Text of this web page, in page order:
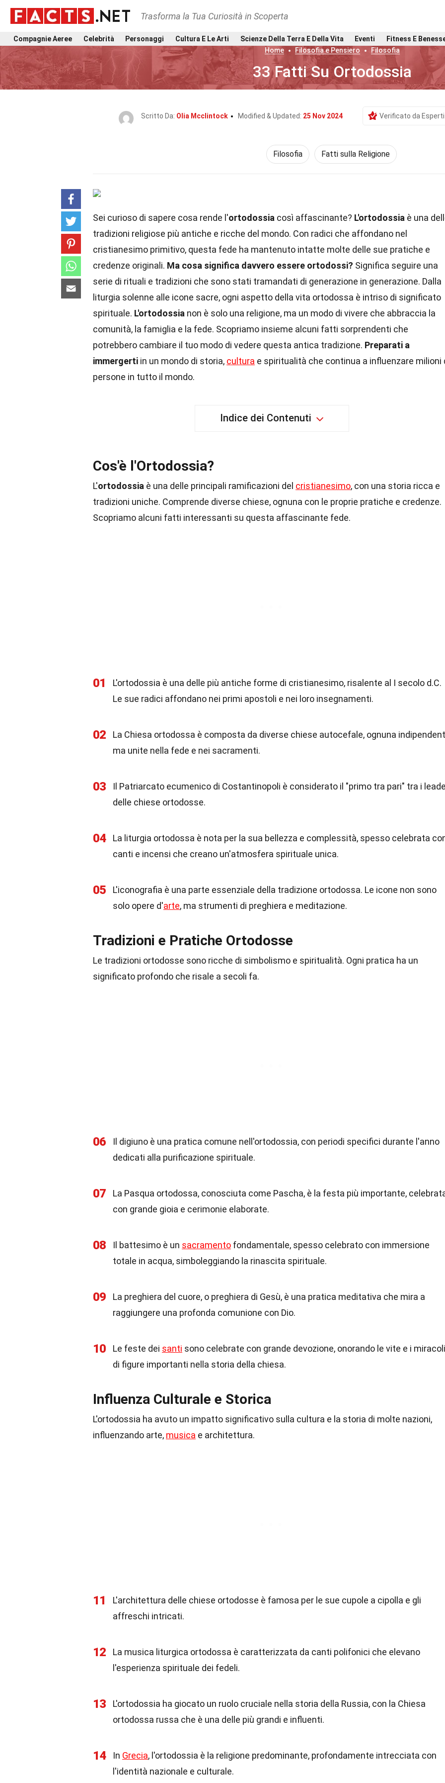
Trasforma la Tua Curiosità in Scoperta
Compagnie Aeree Celebrità Personaggi Cultura E Le Arti Scienze Della Terra E Della Vita Eventi Fitness E
Home
Filosofia e Pensiero Filosofia
33 Fatti Su Ortodossia
Scritto Da: Olia Mcclintock Modified & Updated: 25 Nov 2024 Verificato da Esperti
Filosofia Fatti sulla Religione
Sei curioso di sapere cosa rende l'ortodossia così affascinante? L'ortodossia è una
tradizioni religiose più antiche e ricche del mondo. Con radici che affondano nel
cristianesimo primitivo, questa fede ha mantenuto intatte molte delle sue pratiche e
credenze originali. Ma cosa significa davvero essere ortodossi? Significa seguire una
serie di rituali e tradizioni che sono stati tramandati di generazione in generazione. Dalla
liturgia solenne alle icone sacre, ogni aspetto della vita ortodossa è intriso di significato
spirituale. L'ortodossia non è solo una religione, ma un modo di vivere che abbraccia la
comunità, la famiglia e la fede. Scopriamo insieme alcuni fatti sorprendenti che
potrebbero cambiare il tuo modo di vedere questa antica tradizione. Preparati a
immergerti in un mondo di storia, cultura e spiritualità che continua a influenzare milioni
persone in tutto il mondo.
Indice dei Contenuti
Cos'è l'Ortodossia?
L'ortodossia è una delle principali ramificazioni del cristianesimo, con una storia ricca e
tradizioni uniche. Comprende diverse chiese, ognuna con le proprie pratiche e credenze.
Scopriamo alcuni fatti interessanti su questa affascinante fede.
01
L'ortodossia è una delle più antiche forme di cristianesimo, risalente al I secolo d.C.
Le sue radici affondano nei primi apostoli e nei loro insegnamenti.
02
La Chiesa ortodossa è composta da diverse chiese autocefale, ognuna
ma unite nella fede e nei sacramenti.
03
Il Patriarcato ecumenico di Costantinopoli è considerato il "primo tra pari" tra i
delle chiese ortodosse.
04
La liturgia ortodossa è nota per la sua bellezza e complessità, spesso celebrata
canti e incensi che creano un'atmosfera spirituale unica.
05
L'iconografia è una parte essenziale della tradizione ortodossa. Le icone non sono
solo opere d'arte, ma strumenti di preghiera e meditazione.
Tradizioni e Pratiche Ortodosse
Le tradizioni ortodosse sono ricche di simbolismo e spiritualità. Ogni pratica ha un
significato profondo che risale a secoli fa.
06
Il digiuno è una pratica comune nell'ortodossia, con periodi specifici durante l'anno
dedicati alla purificazione spirituale.
07
La Pasqua ortodossa, conosciuta come Pascha, è la festa più importante,
con grande gioia e cerimonie elaborate.
08 Il battesimo è un sacramento fondamentale, spesso celebrato con immersione
totale in acqua, simboleggiando la rinascita spirituale.
09
La preghiera del cuore, o preghiera di Gesù, è una pratica meditativa che mira a
raggiungere una profonda comunione con Dio.
10 Le feste dei santi sono celebrate con grande devozione, onorando le vite e i miracoli
di figure importanti nella storia della chiesa.
Influenza Culturale e Storica
L'ortodossia ha avuto un impatto significativo sulla cultura e la storia di molte nazioni,
influenzando arte, musica e architettura.
11
L'architettura delle chiese ortodosse è famosa per le sue cupole a cipolla e gli
affreschi intricati.
12
La musica liturgica ortodossa è caratterizzata da canti polifonici che elevano
l'esperienza spirituale dei fedeli.
13
L'ortodossia ha giocato un ruolo cruciale nella storia della Russia, con la Chiesa
ortodossa russa che è una delle più grandi e influenti.
14 In Grecia, l'ortodossia è la religione predominante, profondamente intrecciata con
l'identità nazionale e culturale.